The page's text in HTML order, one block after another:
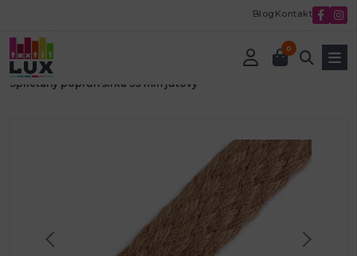
Blog Kontakt
0
Úvod
splietané popruhy
Splietaný popruh šírka 35 mm jutový